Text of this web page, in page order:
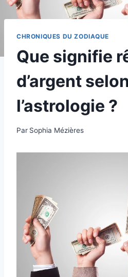
CHRONIQUES DU ZODIAQUE
Que signifie
d’argent selon
l’astrologie ?
Par Sophia Mézières